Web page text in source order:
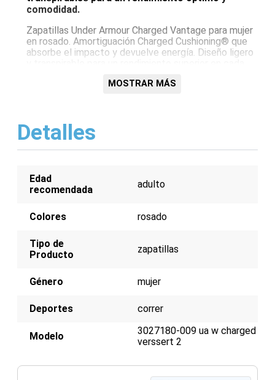
comodidad.
Zapatillas Under Armour Charged Vantage para mujer
en rosado. Amortiguación Charged Cushioning® que
absorbe el impacto y devuelve energía. Diseño ligero
Diseño ligero y transpirable
Parte superior de malla
Suela de goma duradera
MOSTRAR MÁS
Detalles
Edad
recomendada
adulto
Colores rosado
Tipo de
Producto
zapatillas
Género mujer
Deportes correr
Modelo
3027180-009 ua w charged
verssert 2